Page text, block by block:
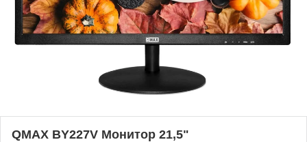
QMAX BY227V Монитор 21,5"